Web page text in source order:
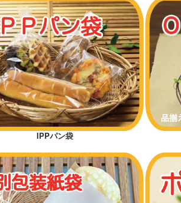
IPPパン袋